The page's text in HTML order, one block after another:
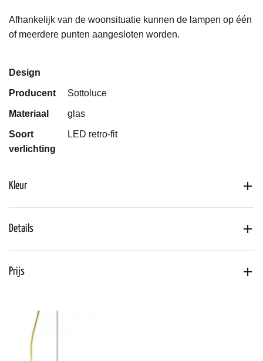
Afhankelijk van de woonsituatie kunnen de lampen op één
of meerdere punten aangesloten worden.
Design
Producent Sottoluce
Materiaal glas
Soort
verlichting
LED retro-fit
Kleur
Details
Prijs